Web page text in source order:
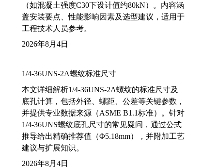
（如混凝土强度C30下设计值约80kN）。内容涵
盖安装要点、性能影响因素及选型建议，适用于
工程技术人员参考。
2026年8月4日
1/4-36UNS-2A螺纹标准尺寸
本文详细解析1/4-36UNS-2A螺纹的标准尺寸及
底孔计算，包括外径、螺距、公差等关键参数，
并提供专业数据来源（ASME B1.1标准）。针对
1/4-36UNS螺纹底孔尺寸的常见疑问，通过公式
推导给出精确推荐值（Φ5.18mm），并附加工艺
建议与扩展知识。
2026年8月4日